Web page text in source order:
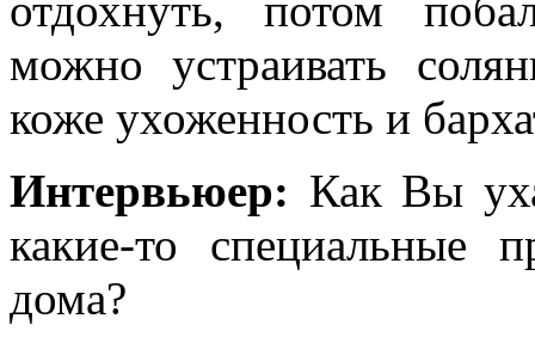
можно устраивать
коже ухоженность и
Интервьюер: Как Вы
какие-то специальные
дома?